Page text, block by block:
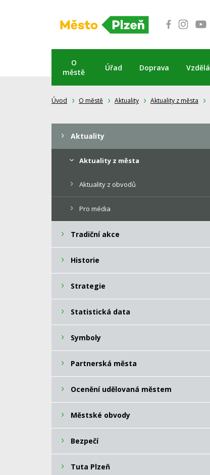
O
městě
Úřad Doprava
Úvod O městě Aktuality Aktuality z města
Aktuality
Aktuality z města
Aktuality z obvodů
Pro média
Tradiční akce
Historie
Strategie
Statistická data
Symboly
Partnerská města
Ocenění udělovaná městem
Městské obvody
Bezpečí
Tuta Plzeň